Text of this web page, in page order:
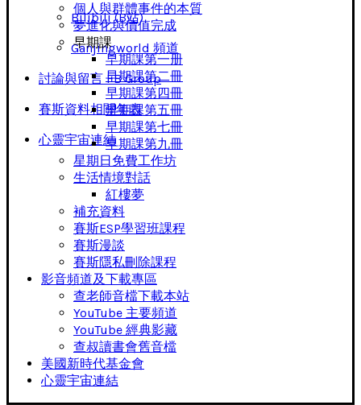
Bilibili (B站)
Ganjingworld 頻道
討論與留言 FB Group
賽斯資料相關年表
心靈宇宙連結
個人與群體事件的本質
夢進化與價值完成
早期課
早期課第一册
早期課第二冊
早期課第四冊
早期課第五冊
早期課第七冊
早期課第九冊
星期日免費工作坊
生活情境對話
紅樓夢
補充資料
賽斯ESP學習班課程
賽斯漫談
賽斯隱私刪除課程
影音頻道及下載專區
查老師音檔下載本站
YouTube 主要頻道
YouTube 經典影藏
查叔讀書會舊音檔
美國新時代基金會
心靈宇宙連結